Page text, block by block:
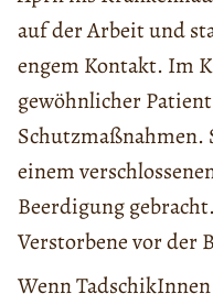
auf der Arbeit und
engem Kontakt. Im
gewöhnlicher
Schutzmaßnahmen.
einem
Beerdigung
Verstorbene vor der
Wenn